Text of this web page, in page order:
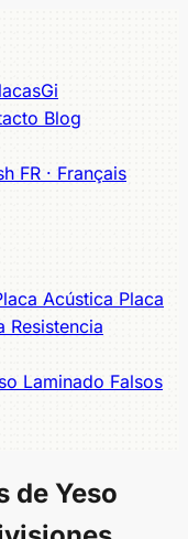
Blog
FR · Français
GuíxolsPlatja
Acústica Placa
Resistencia
Laminado Falsos
de Yeso